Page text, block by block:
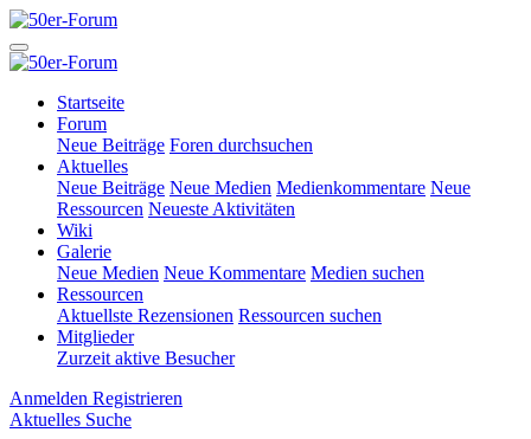
Startseite
Forum
Neue Beiträge Foren durchsuchen
Aktuelles
Neue Beiträge Neue Medien Medienkommentare Neue
Ressourcen Neueste Aktivitäten
Wiki
Galerie
Neue Medien Neue Kommentare Medien suchen
Ressourcen
Aktuellste Rezensionen Ressourcen suchen
Mitglieder
Zurzeit aktive Besucher
Anmelden Registrieren
Aktuelles Suche